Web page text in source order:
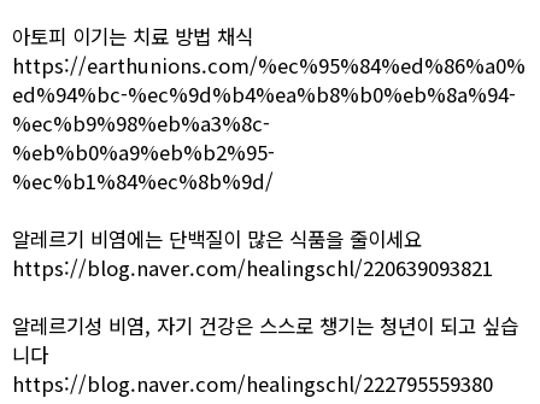
아토피 이기는 치료 방법 채식
https://earthunions.com/%ec%95%84%ed%86%a0%
ed%94%bc-%ec%9d%b4%ea%b8%b0%eb%8a%94-
%ec%b9%98%eb%a3%8c-
%eb%b0%a9%eb%b2%95-
%ec%b1%84%ec%8b%9d/
알레르기 비염에는 단백질이 많은 식품을 줄이세요
https://blog.naver.com/healingschl/220639093821
알레르기성 비염, 자기 건강은 스스로 챙기는 청년이 되고 싶습
니다
https://blog.naver.com/healingschl/222795559380